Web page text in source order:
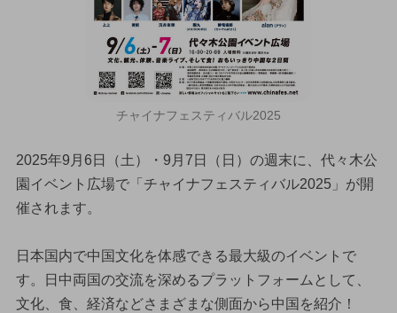
チャイナフェスティバル2025
2025年9月6日（土）・9月7日（日）の週末に、代々木公
園イベント広場で「チャイナフェスティバル2025」が開
催されます。
日本国内で中国文化を体感できる最大級のイベントで
す。日中両国の交流を深めるプラットフォームとして、
文化、食、経済などさまざまな側面から中国を紹介！